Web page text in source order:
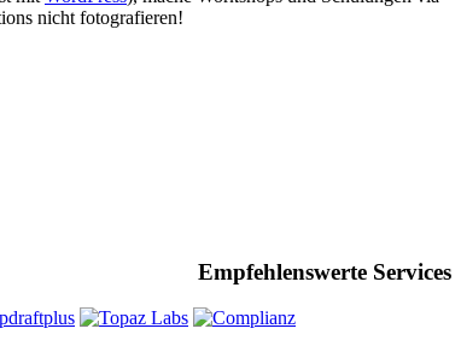
nicht fotografieren!
Empfehlenswerte Services